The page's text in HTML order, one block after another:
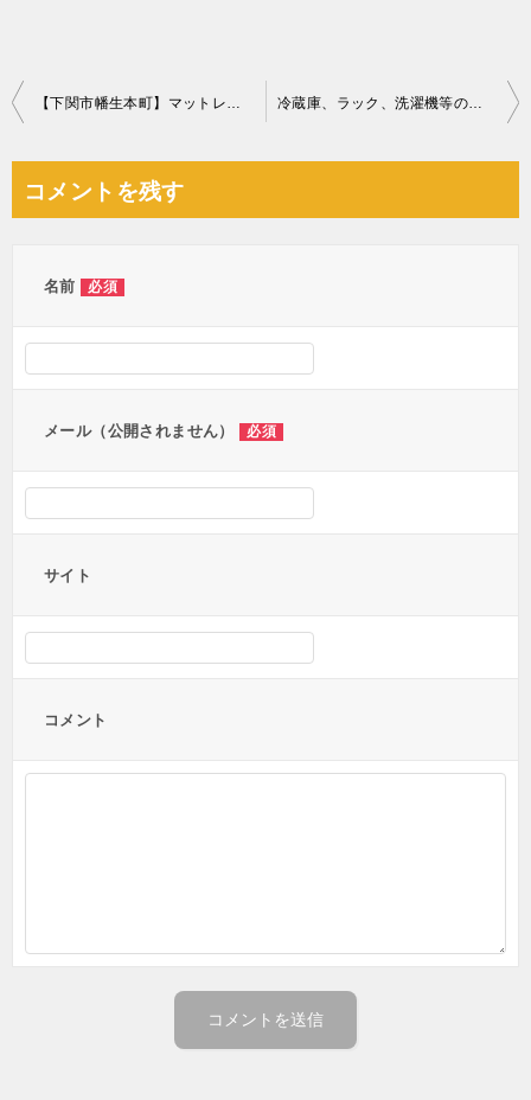
投
ビ
【下関市幡生本町】マットレス付きセミダブルベッドの回収・処分 冷蔵庫、ラック、洗濯機等の回収・処分ご依頼 お客様の声
コメントを残す
名前 必須
メール（公開されません） 必須
サイト
コメント